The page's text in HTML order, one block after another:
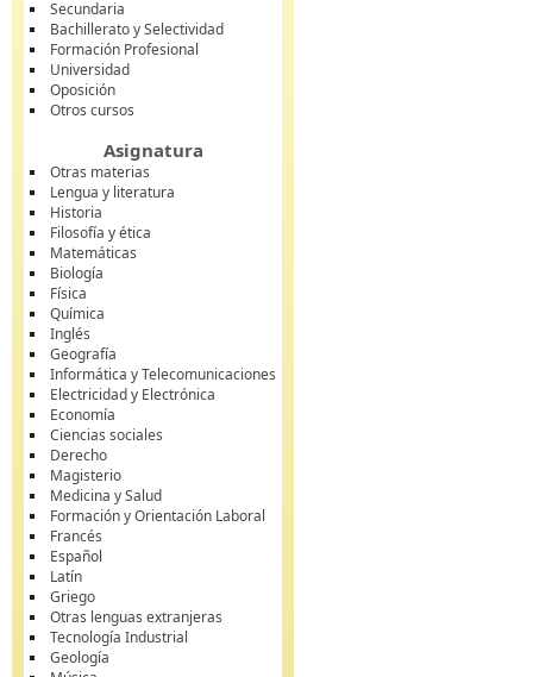
Secundaria
Bachillerato y Selectividad
Formación Profesional
Universidad
Oposición
Otros cursos
Asignatura
Otras materias
Lengua y literatura
Historia
Filosofía y ética
Matemáticas
Biología
Física
Química
Inglés
Geografía
Informática y Telecomunicaciones
Electricidad y Electrónica
Economía
Ciencias sociales
Derecho
Magisterio
Medicina y Salud
Formación y Orientación Laboral
Francés
Español
Latín
Griego
Otras lenguas extranjeras
Tecnología Industrial
Geología